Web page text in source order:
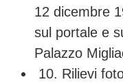
12 dicembre
sul portale e
Palazzo
Rilievi